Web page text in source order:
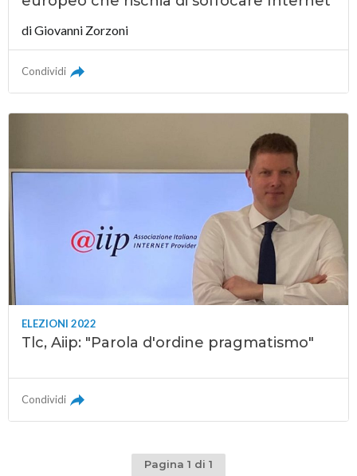
diGiovanni Zorzoni
Condividi
ELEZIONI 2022
Tlc, Aiip: "Parola d'ordine pragmatismo"
Condividi
Pagina 1 di 1